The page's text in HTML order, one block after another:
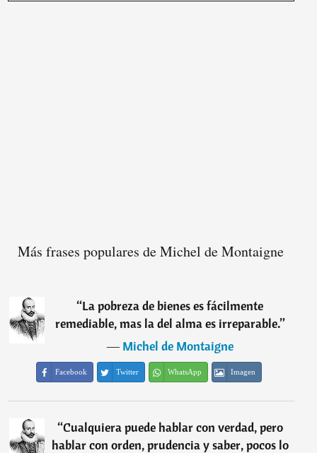
Más frases populares de Michel de Montaigne
“La pobreza de bienes es fácilmente
remediable, mas la del alma es irreparable.”
―Michel de Montaigne
Facebook Twitter WhatsApp Imagen
“Cualquiera puede hablar con verdad, pero
hablar con orden, prudencia y saber, pocos lo